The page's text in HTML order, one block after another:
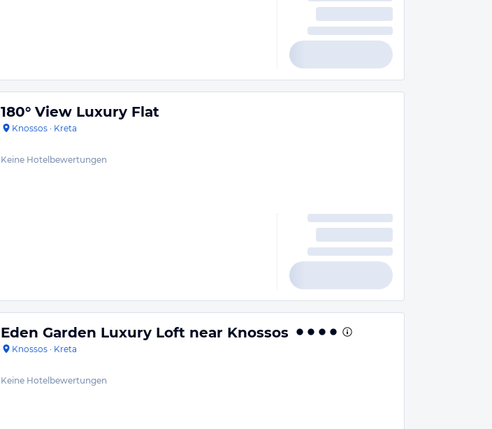
180° View Luxury Flat
Knossos · Kreta
Keine Hotelbewertungen
Eden Garden Luxury Loft near Knossos
Knossos · Kreta
Keine Hotelbewertungen